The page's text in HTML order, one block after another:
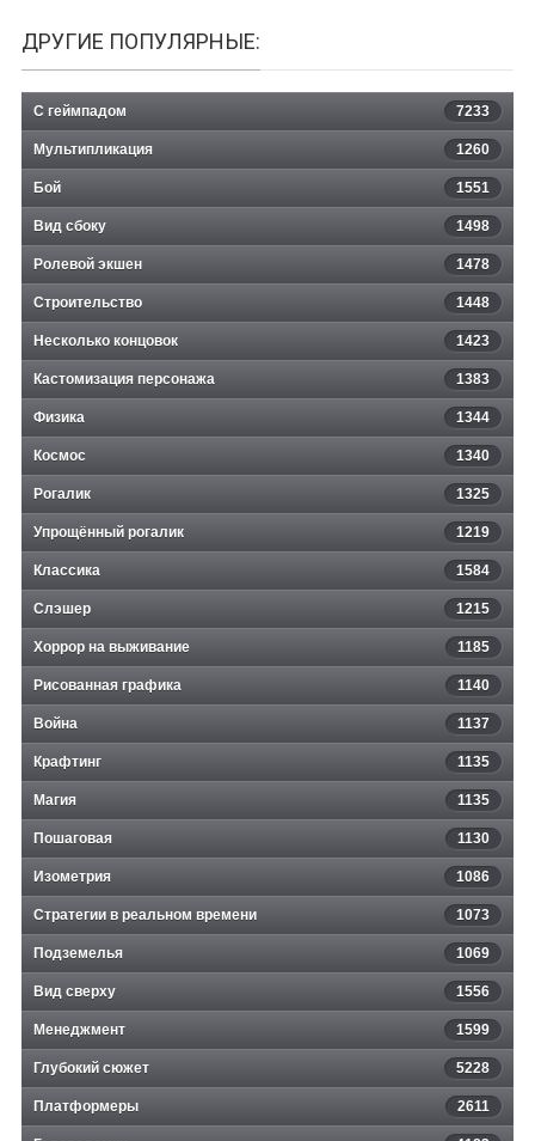
ДРУГИЕ ПОПУЛЯРНЫЕ:
С геймпадом 7233
Мультипликация 1260
Бой 1551
Вид сбоку 1498
Ролевой экшен 1478
Строительство 1448
Несколько концовок 1423
Кастомизация персонажа 1383
Физика 1344
Космос 1340
Рогалик 1325
Упрощённый рогалик 1219
Классика 1584
Слэшер 1215
Хоррор на выживание 1185
Рисованная графика 1140
Война 1137
Крафтинг 1135
Магия 1135
Пошаговая 1130
Изометрия 1086
Стратегии в реальном времени 1073
Подземелья 1069
Вид сверху 1556
Менеджмент 1599
Глубокий сюжет 5228
Платформеры 2611